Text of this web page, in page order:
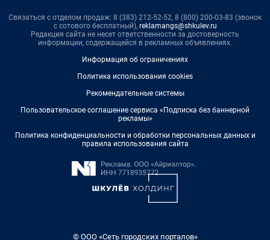
Связаться с отделом продаж: 8 (383) 212-52-52, 8 (800) 200-03-83 (звонок
с сотового бесплатный), reklamangs@shkulev.ru
Редакция сайта не несет ответственности за достоверность
информации, содержащейся в рекламных объявлениях.
Информация об ограничениях
Политика использования cookies
Рекомендательные системы
Пользовательское соглашение сервиса «Подписка без баннерной
рекламы»
Политика конфиденциальности и обработки персональных данных и
правила использования сайта
© ООО «Сеть городских порталов»